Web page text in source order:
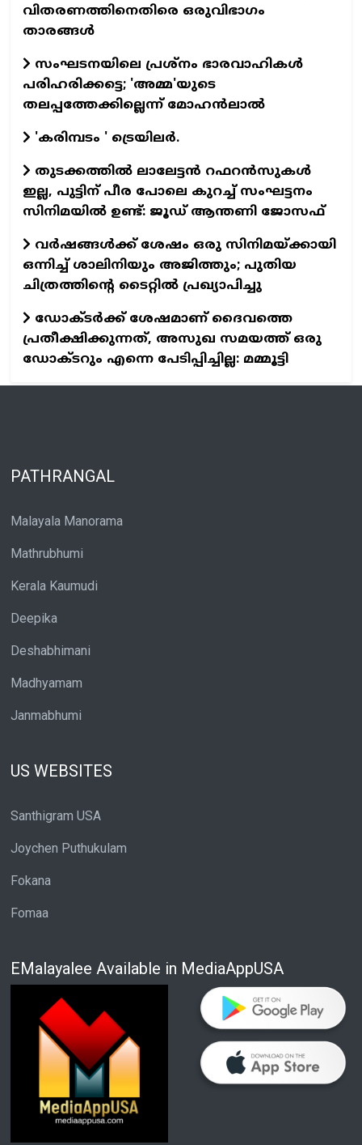
വിതരണത്തിനെതിരെ ഒരുവിഭാഗം
താരങ്ങള്‍
സംഘടനയിലെ പ്രശ്നം ഭാരവാഹികൾ
പരിഹരിക്കട്ടെ; 'അമ്മ'യുടെ
തലപ്പത്തേക്കില്ലെന്ന് മോഹൻലാൽ
'കരിമ്പടം ' ട്രെയിലര്‍.
തുടക്കത്തില്‍ ലാലേട്ടന്‍ റഫറന്‍സുകള്‍
ഇല്ല, പുട്ടിന് പീര പോലെ കുറച്ച് സംഘട്ടനം
സിനിമയില്‍ ഉണ്ട്: ജൂഡ് ആന്തണി ജോസഫ്
വര്‍ഷങ്ങള്‍ക്ക് ശേഷം ഒരു സിനിമയ്ക്കായി
ഒന്നിച്ച് ശാലിനിയും അജിത്തും; പുതിയ
ചിത്രത്തിന്റെ ടൈറ്റില്‍ പ്രഖ്യാപിച്ചു
ഡോക്ടര്‍ക്ക് ശേഷമാണ് ദൈവത്തെ
പ്രതീക്ഷിക്കുന്നത്, അസുഖ സമയത്ത് ഒരു
ഡോക്ടറും എന്നെ പേടിപ്പിച്ചില്ല: മമ്മൂട്ടി
PATHRANGAL
Malayala Manorama
Mathrubhumi
Kerala Kaumudi
Deepika
Deshabhimani
Madhyamam
Janmabhumi
US WEBSITES
Santhigram USA
Joychen Puthukulam
Fokana
Fomaa
EMalayalee Available in MediaAppUSA